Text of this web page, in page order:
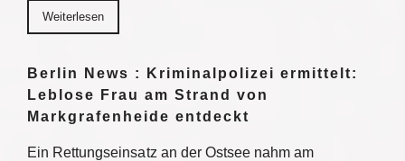
Weiterlesen
Berlin News : Kriminalpolizei ermittelt:
Leblose Frau am Strand von
Markgrafenheide entdeckt
Ein Rettungseinsatz an der Ostsee nahm am